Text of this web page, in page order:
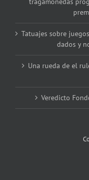
Tatuajes sobre
dados y
Una rueda de el
Veredicto